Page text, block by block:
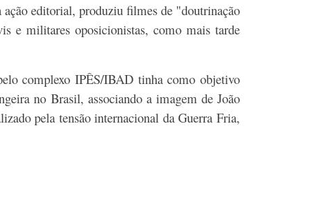
ação editorial, produziu filmes de "doutrinação
e militares oposicionistas, como mais tarde
complexo IPÊS/IBAD tinha como objetivo
no Brasil, associando a imagem de João
pela tensão internacional da Guerra Fria,